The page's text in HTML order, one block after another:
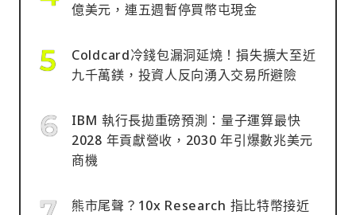
億美元，連五週暫停買幣屯現金
Coldcard冷錢包漏洞延燒！損失擴大至近
九千萬鎂，投資人反向湧入交易所避險
IBM 執行長拋重磅預測：量子運算最快
2028 年貢獻營收，2030 年引爆數兆美元
商機
熊市尾聲？10x Research 指比特幣接近